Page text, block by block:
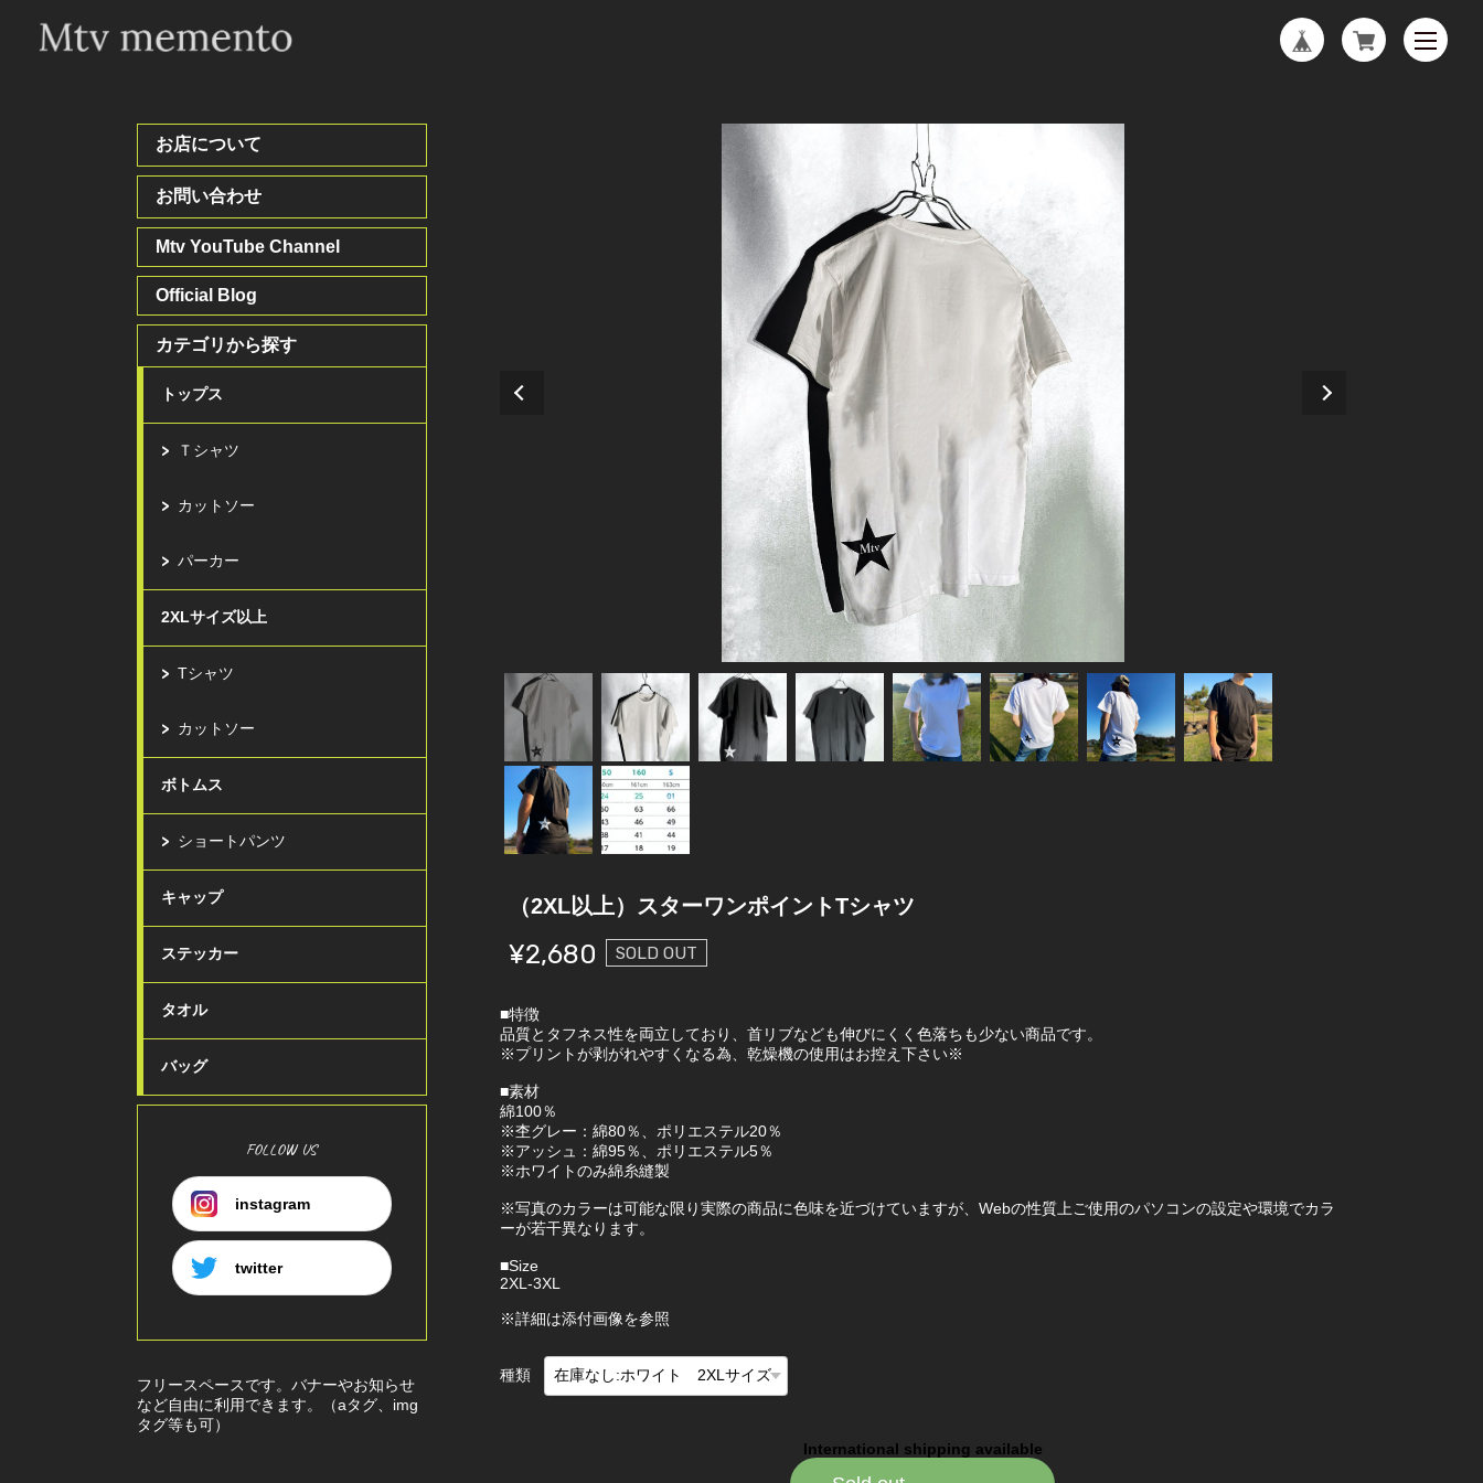
お店について
お問い合わせ
Mtv YouTube Channel
Official Blog
カテゴリから探す
トップス
Ｔシャツ
カットソー
パーカー
2XLサイズ以上
Tシャツ
カットソー
ボトムス
ショートパンツ
キャップ
ステッカー
タオル
バッグ
FOLLOW US
instagram
twitter
フリースペースです。バナーやお知らせ
など自由に利用できます。（aタグ、img
タグ等も可）
（2XL以上）スターワンポイントTシャツ
¥2,680 SOLD OUT
■特徴
品質とタフネス性を両立しており、首リブなども伸びにくく色落ちも少ない商品です。
※プリントが剥がれやすくなる為、乾燥機の使用はお控え下さい※
■素材
綿100％
※杢グレー：綿80％、ポリエステル20％
※アッシュ：綿95％、ポリエステル5％
※ホワイトのみ綿糸縫製
※写真のカラーは可能な限り実際の商品に色味を近づけていますが、Webの性質上ご使用のパソコンの設定や環境でカラ
ーが若干異なります。
■Size
2XL-3XL
※詳細は添付画像を参照
種類
International shipping available